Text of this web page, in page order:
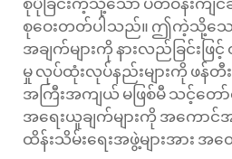
စုဝေးတတ်ပါသည်။ ဤကဲ့သို့သေ
အချက်များကို နားလည်ခြင်းဖ
မှု လုပ်ထုံးလုပ်နည်းများကို ဖန်တီး
အကြီးအကျယ် မဖြစ်မီ သင့်တ
အရေးယူချက်များကို အကော
ထိန်းသိမ်းရေးအဖွဲ့များအား